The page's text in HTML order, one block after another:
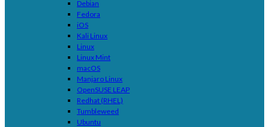
Debian
Fedora
iOS
Kali Linux
Linux
Linux Mint
macOS
Manjaro Linux
OpenSUSE LEAP
Redhat (RHEL)
Tumbleweed
Ubuntu